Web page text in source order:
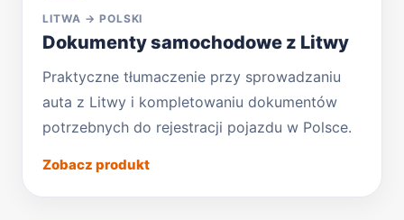
LITWA → POLSKI
Dokumenty samochodowe z Litwy
Praktyczne tłumaczenie przy sprowadzaniu
auta z Litwy i kompletowaniu dokumentów
potrzebnych do rejestracji pojazdu w Polsce.
Zobacz produkt